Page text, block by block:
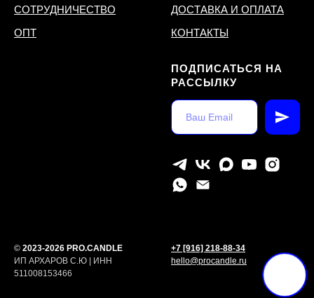
СОТРУДНИЧЕСТВО
ОПТ
ДОСТАВКА И ОПЛАТА
КОНТАКТЫ
ПОДПИСАТЬСЯ НА
РАССЫЛКУ
© 2023-2026 PRO.CANDLE
ИП АРХАРОВ С.Ю | ИНН
511008153466
+7 [916] 218-88-34
hello@procandle.ru